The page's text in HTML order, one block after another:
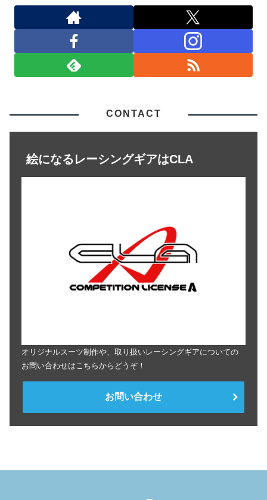
CONTACT
絵になるレーシングギアはCLA
オリジナルスーツ制作や、取り扱いレーシングギアについての
お問い合わせはこちらからどうぞ！
お問い合わせ